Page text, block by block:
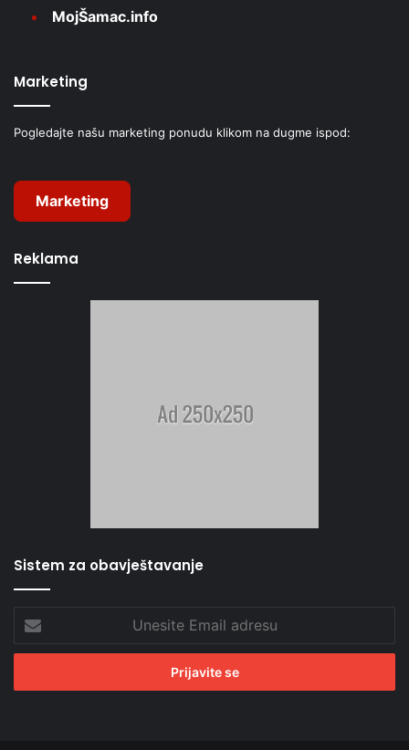
MojŠamac.info
Marketing
Pogledajte našu marketing ponudu klikom na dugme ispod:
Marketing
Reklama
Sistem za obavještavanje
Email
adresu